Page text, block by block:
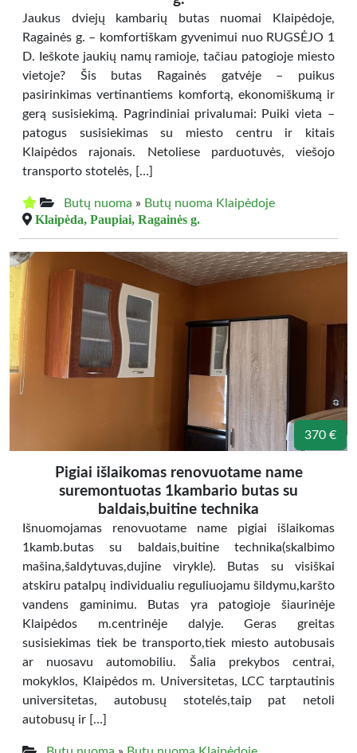
Jaukus dviejų kambarių butas nuomai Klaipėdoje,
Ragainės g. – komfortiškam gyvenimui nuo RUGSĖJO 1
D. Ieškote jaukių namų ramioje, tačiau patogioje miesto
vietoje? Šis butas Ragainės gatvėje – puikus
pasirinkimas vertinantiems komfortą, ekonomiškumą ir
gerą susisiekimą. Pagrindiniai privalumai: Puiki vieta –
patogus susisiekimas su miesto centru ir kitais
Klaipėdos rajonais. Netoliese parduotuvės, viešojo
transporto stotelės, […]
Butų nuoma » Butų nuoma Klaipėdoje
Klaipėda, Paupiai, Ragainės g.
370 €
Pigiai išlaikomas renovuotame name
suremontuotas 1kambario butas su
baldais,buitine technika
Išnuomojamas renovuotame name pigiai išlaikomas
1kamb.butas su baldais,buitine technika(skalbimo
mašina,šaldytuvas,dujine virykle). Butas su visiškai
atskiru patalpų individualiu reguliuojamu šildymu,karšto
vandens gaminimu. Butas yra patogioje šiaurinėje
Klaipėdos m.centrinėje dalyje. Geras greitas
susisiekimas tiek be transporto,tiek miesto autobusais
ar nuosavu automobiliu. Šalia prekybos centrai,
mokyklos, Klaipėdos m. Universitetas, LCC tarptautinis
universitetas, autobusų stotelės,taip pat netoli
autobusų ir […]